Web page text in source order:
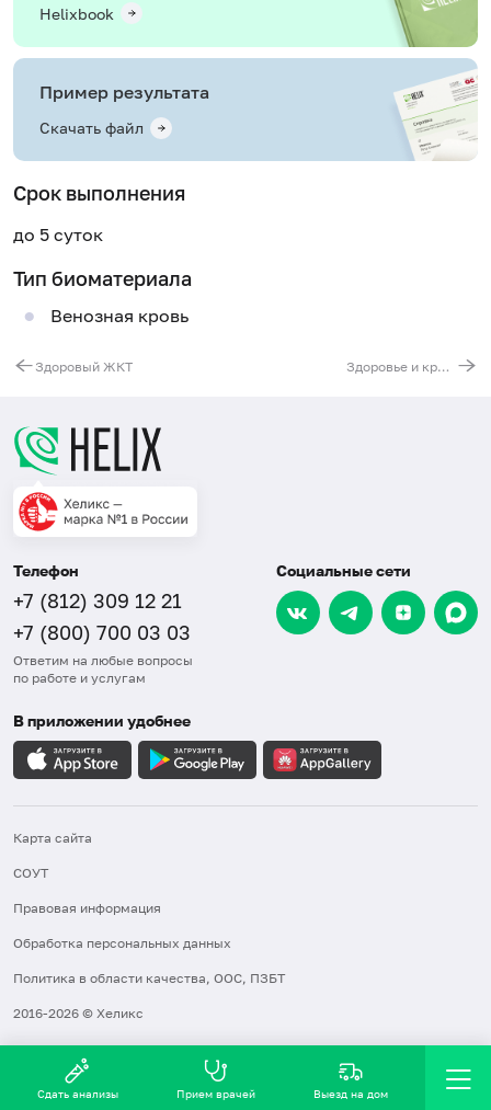
Helixbook
Пример результата
Скачать файл
Срок выполнения
до 5 суток
Тип биоматериала
Венозная кровь
Здоровый ЖКТ Здоровье и красота: кожа, волосы и ногти
Телефон
+7 (812) 309 12 21
+7 (800) 700 03 03
Ответим на любые вопросы
по работе и услугам
Социальные сети
В приложении удобнее
Карта сайта
СОУТ
Правовая информация
Обработка персональных данных
Политика в области качества, ООС, ПЗБТ
2016-2026 © Хеликс
Сдать анализы Прием врачей Выезд на дом